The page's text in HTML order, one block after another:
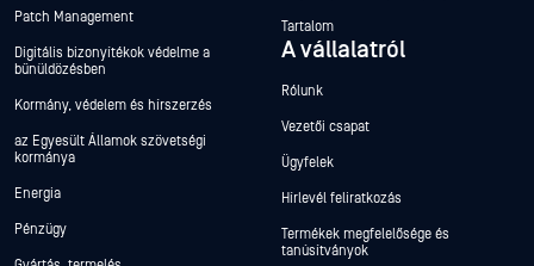
Patch Management
Digitális bizonyítékok védelme a
bűnüldözésben
Kormány, védelem és hírszerzés
az Egyesült Államok szövetségi
kormánya
Energia
Pénzügy
Tartalom
A vállalatról
Rólunk
Vezetői csapat
Ügyfelek
Hírlevél feliratkozás
Termékek megfelelősége és
tanúsítványok